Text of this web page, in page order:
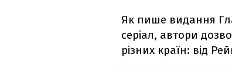
Як пише видання
серіал, автори
різних країн: від